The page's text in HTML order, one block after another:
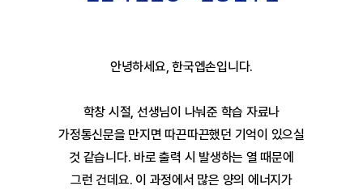
안녕하세요, 한국엡손입니다.
학창 시절, 선생님이 나눠준 학습 자료나
가정통신문을 만지면 따끈따끈했던 기억이 있으실
것 같습니다. 바로 출력 시 발생하는 열 때문에
그런 건데요. 이 과정에서 많은 양의 에너지가